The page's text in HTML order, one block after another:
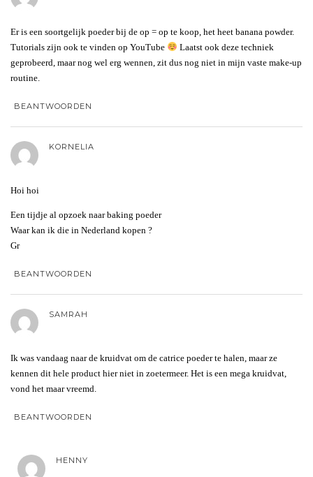
Er is een soortgelijk poeder bij de op = op te koop, het heet banana powder.
Tutorials zijn ook te vinden op YouTube
Laatst ook deze techniek
geprobeerd, maar nog wel erg wennen, zit dus nog niet in mijn vaste make-up
routine.
BEANTWOORDEN
KORNELIA
Hoi hoi
Een tijdje al opzoek naar baking poeder
Waar kan ik die in Nederland kopen ?
Gr
BEANTWOORDEN
SAMRAH
Ik was vandaag naar de kruidvat om de catrice poeder te halen, maar ze
kennen dit hele product hier niet in zoetermeer. Het is een mega kruidvat,
vond het maar vreemd.
BEANTWOORDEN
HENNY